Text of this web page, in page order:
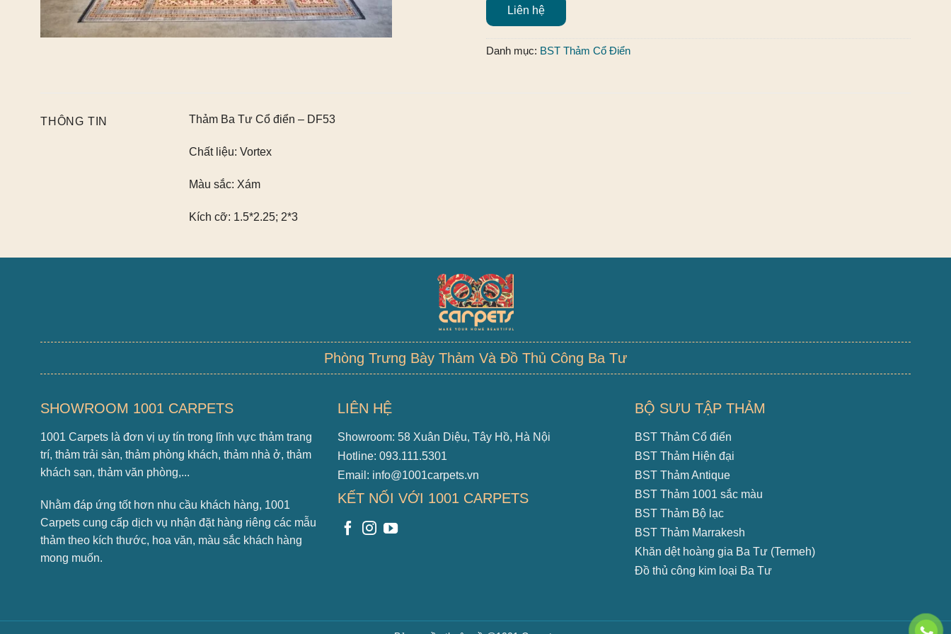
Liên hệ
Danh mục: BST Thảm Cổ Điển
THÔNG TIN Thảm Ba Tư Cổ điển – DF53
Chất liệu: Vortex
Màu sắc: Xám
Kích cỡ: 1.5*2.25; 2*3
Phòng Trưng Bày Thảm Và Đồ Thủ Công Ba Tư
SHOWROOM 1001 CARPETS
1001 Carpets là đơn vị uy tín trong lĩnh vực thảm trang
trí, thảm trải sàn, thảm phòng khách, thảm nhà ở, thảm
khách sạn, thảm văn phòng,...
Nhằm đáp ứng tốt hơn nhu cầu khách hàng, 1001
Carpets cung cấp dịch vụ nhận đặt hàng riêng các mẫu
thảm theo kích thước, hoa văn, màu sắc khách hàng
mong muốn.
LIÊN HỆ
Showroom: 58 Xuân Diệu, Tây Hồ, Hà Nội
Hotline: 093.111.5301
Email: info@1001carpets.vn
KẾT NỐI VỚI 1001 CARPETS
BỘ SƯU TẬP THẢM
BST Thảm Cổ điển
BST Thảm Hiện đại
BST Thảm Antique
BST Thảm 1001 sắc màu
BST Thảm Bộ lạc
BST Thảm Marrakesh
Khăn dệt hoàng gia Ba Tư (Termeh)
Đồ thủ công kim loại Ba Tư